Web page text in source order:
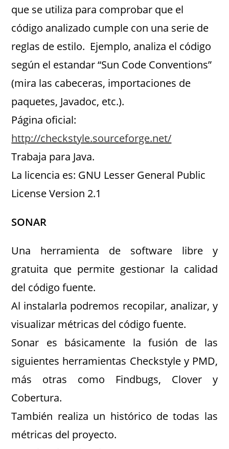
que se utiliza para comprobar que el
código analizado cumple con una serie de
reglas de estilo. Ejemplo, analiza el código
según el estandar “Sun Code Conventions”
(mira las cabeceras, importaciones de
paquetes, Javadoc, etc.).
Página oficial:
http://checkstyle.sourceforge.net/
Trabaja para Java.
La licencia es: GNU Lesser General Public
License Version 2.1
SONAR
Una herramienta de software libre y
gratuita que permite gestionar la calidad
del código fuente.
Al instalarla podremos recopilar, analizar, y
visualizar métricas del código fuente.
Sonar es básicamente la fusión de las
siguientes herramientas Checkstyle y PMD,
más otras como Findbugs, Clover y
Cobertura.
También realiza un histórico de todas las
métricas del proyecto.